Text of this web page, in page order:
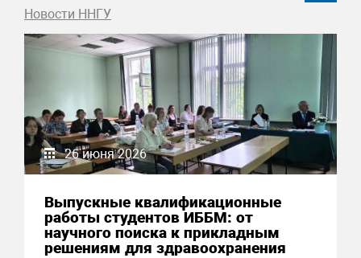
Новости ННГУ
26 июня 2026
Выпускные квалификационные
работы студентов ИББМ: от
научного поиска к прикладным
решениям для здравоохранения